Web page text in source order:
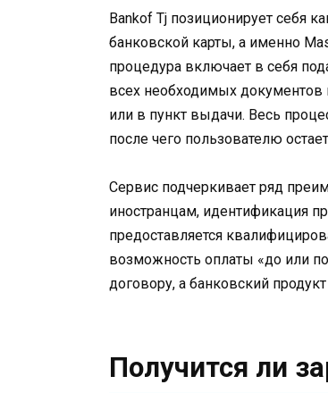
Bankof Tj позиционирует себя
банковской карты, а именно
процедура включает в себя
всех необходимых документов
или в пункт выдачи. Весь
после чего пользователю
Сервис подчеркивает ряд
иностранцам, идентификация
предоставляется
возможность оплаты «до или
договору, а банковский
Получится ли